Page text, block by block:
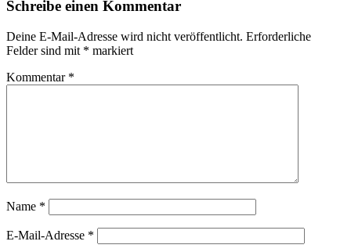
Schreibe einen Kommentar
Deine E-Mail-Adresse wird nicht veröffentlicht. Erforderliche
Felder sind mit * markiert
Kommentar *
Name *
E-Mail-Adresse *